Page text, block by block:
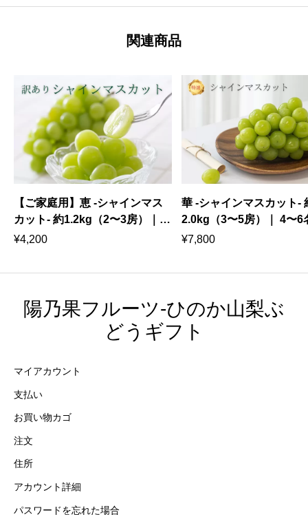
関連商品
【ご家庭用】恵 -シャインマス
カット- 約1.2kg（2〜3房）｜
不揃いだから気兼ねなく。2〜4
¥4,200
華 -シャインマスカット-
2.0kg（3〜5房）｜ 4〜6
心ゆくまで味わう気品あ
¥7,800
陽乃果フルーツ-ひのか山梨ぶ
どうギフト
マイアカウント
支払い
お買い物カゴ
注文
住所
アカウント詳細
パスワードを忘れた場合